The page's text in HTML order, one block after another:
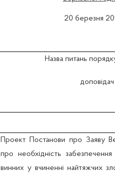
20 березня
Назва питань
доповідач
Проект Постанови про Заяву
про необхідність забезпечення
винних у вчиненні найтяжчих